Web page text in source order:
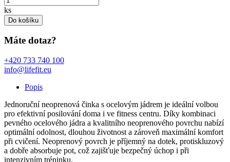
ks
Do košíku
Máte dotaz?
+420 733 740 100
info@lifefit.eu
Popis
Jednoruční neoprenová činka s ocelovým jádrem je ideální volbou
pro efektivní posilování doma i ve fitness centru. Díky kombinaci
pevného ocelového jádra a kvalitního neoprenového povrchu nabízí
optimální odolnost, dlouhou životnost a zároveň maximální komfort
při cvičení. Neoprenový povrch je příjemný na dotek, protiskluzový
a dobře absorbuje pot, což zajišťuje bezpečný úchop i při
intenzivním tréninku.